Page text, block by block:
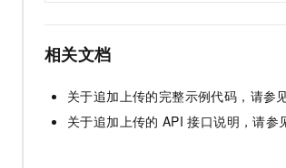
相关文档
关于追加上传的完整示例代码，请参
关于追加上传的 API 接口说明，请参